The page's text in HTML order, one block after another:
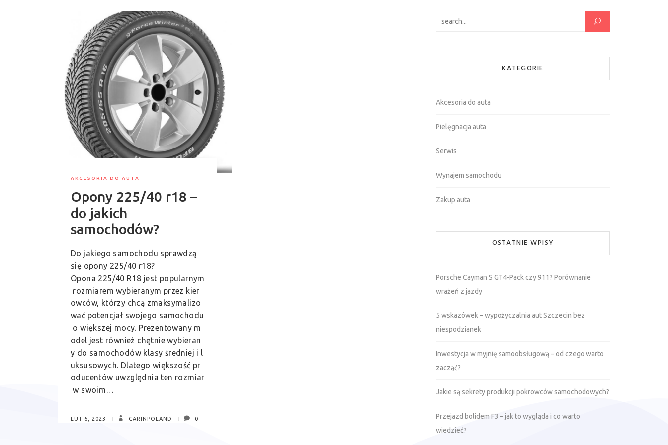
AKCESORIA DO AUTA
Opony 225/40 r18 –
do jakich
samochodów?
Do jakiego samochodu sprawdzą
się opony 225/40 r18?
Opona 225/40 R18 jest popularnym
rozmiarem wybieranym przez kier
owców, którzy chcą zmaksymalizo
wać potencjał swojego samochodu
o większej mocy. Prezentowany m
odel jest również chętnie wybieran
y do samochodów klasy średniej i l
uksusowych. Dlatego większość pr
oducentów uwzględnia ten rozmiar
w swoim…
LUT 6, 2023 CARINPOLAND 0
KATEGORIE
Akcesoria do auta
Pielęgnacja auta
Serwis
Wynajem samochodu
Zakup auta
OSTATNIE WPISY
Porsche Cayman S GT4-Pack czy 911? Porównanie
wrażeń z jazdy
5 wskazówek – wypożyczalnia aut Szczecin bez
niespodzianek
Inwestycja w myjnię samoobsługową – od czego warto
zacząć?
Jakie są sekrety produkcji pokrowców samochodowych?
Przejazd bolidem F3 – jak to wygląda i co warto
wiedzieć?